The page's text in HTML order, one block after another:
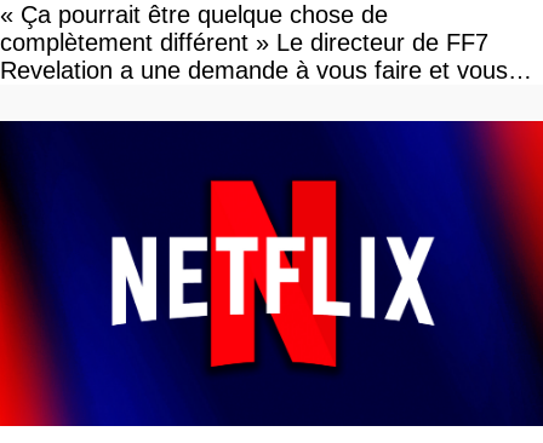
« Ça pourrait être quelque chose de
complètement différent » Le directeur de FF7
Revelation a une demande à vous faire et vous